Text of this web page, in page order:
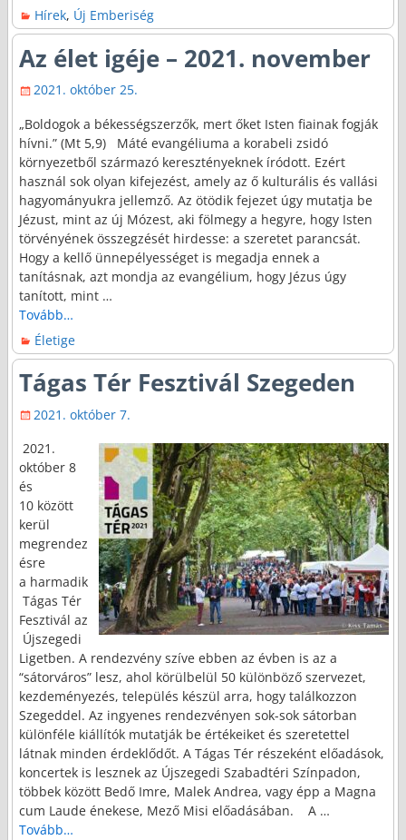
Hírek, Új Emberiség
Az élet igéje – 2021. november
2021. október 25.
„Boldogok a békességszerzők, mert őket Isten fiainak fogják
hívni.” (Mt 5,9) Máté evangéliuma a korabeli zsidó
környezetből származó keresztényeknek íródott. Ezért
használ sok olyan kifejezést, amely az ő kulturális és vallási
hagyományukra jellemző. Az ötödik fejezet úgy mutatja be
Jézust, mint az új Mózest, aki fölmegy a hegyre, hogy Isten
törvényének összegzését hirdesse: a szeretet parancsát.
Hogy a kellő ünnepélyességet is megadja ennek a
tanításnak, azt mondja az evangélium, hogy Jézus úgy
tanított, mint …
Tovább…
Életige
Tágas Tér Fesztivál Szegeden
2021. október 7.
2021.
október 8
és
10 között
kerül
megrendez
ésre
a harmadik
Tágas Tér
Fesztivál az
Újszegedi
Ligetben. A rendezvény szíve ebben az évben is az a
“sátorváros” lesz, ahol körülbelül 50 különböző szervezet,
kezdeményezés, település készül arra, hogy találkozzon
Szegeddel. Az ingyenes rendezvényen sok-sok sátorban
különféle kiállítók mutatják be értékeiket és szeretettel
látnak minden érdeklődőt. A Tágas Tér részeként előadások,
koncertek is lesznek az Újszegedi Szabadtéri Színpadon,
többek között Bedő Imre, Malek Andrea, vagy épp a Magna
cum Laude énekese, Mező Misi előadásában. A …
Tovább…